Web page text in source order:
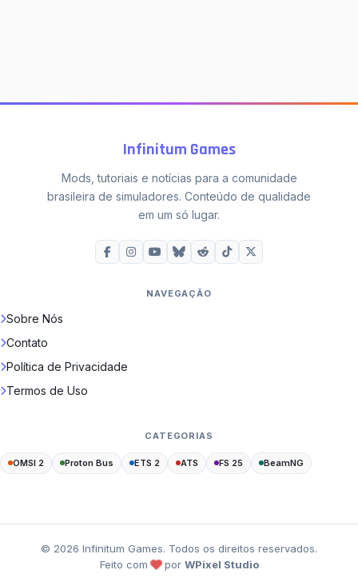
Infinitum Games
Mods, tutoriais e notícias para a comunidade
brasileira de simuladores. Conteúdo de qualidade
em um só lugar.
NAVEGAÇÃO
Sobre Nós
Contato
Política de Privacidade
Termos de Uso
CATEGORIAS
OMSI 2 Proton Bus ETS 2 ATS FS 25 BeamNG
© 2026 Infinitum Games. Todos os direitos reservados.
Feito com
por WPixel Studio